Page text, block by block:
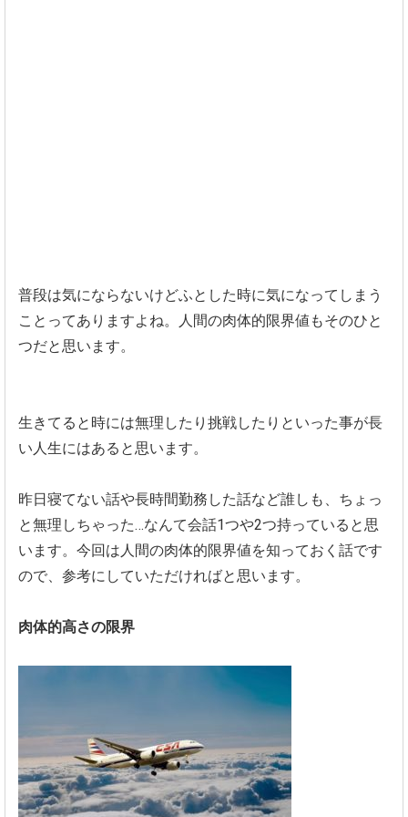
普段は気にならないけどふとした時に気になってしまう
ことってありますよね。人間の肉体的限界値もそのひと
つだと思います。
生きてると時には無理したり挑戦したりといった事が長
い人生にはあると思います。
昨日寝てない話や長時間勤務した話など誰しも、 ちょっ
と無理しちゃった…なんて会話1つや2つ持っていると思
います。今回は人間の肉体的限界値を知っておく話です
ので、 参考にしていただければと思います。
肉体的高さの限界